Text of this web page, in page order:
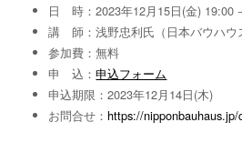
日 時：2023年12月15日(金) 19:00
講 師：浅野忠利氏（日本バウハウ
参加費：無料
申 込：申込フォーム
申込期限：2023年12月14日(木)
お問合せ：https://nipponbauhaus.jp/